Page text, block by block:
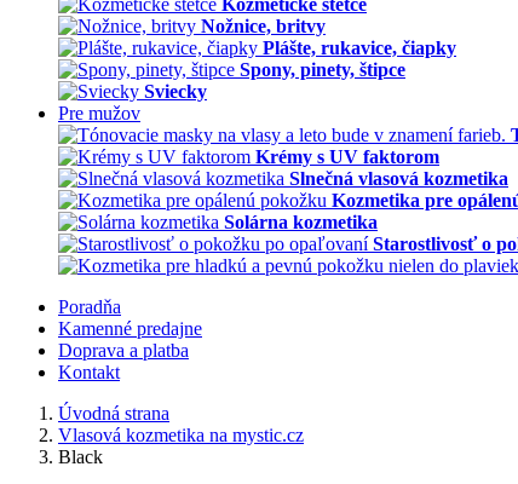
Kozmetické štetce
Nožnice, britvy
Plášte, rukavice, čiapky
Spony, pinety, štipce
Sviecky
Pre mužov
Krémy s UV faktorom
Slnečná vlasová kozmetika
Kozmetika pre
Solárna kozmetika
Starostlivosť o
Poradňa
Kamenné predajne
Doprava a platba
Kontakt
Úvodná strana
Vlasová kozmetika na mystic.cz
Black